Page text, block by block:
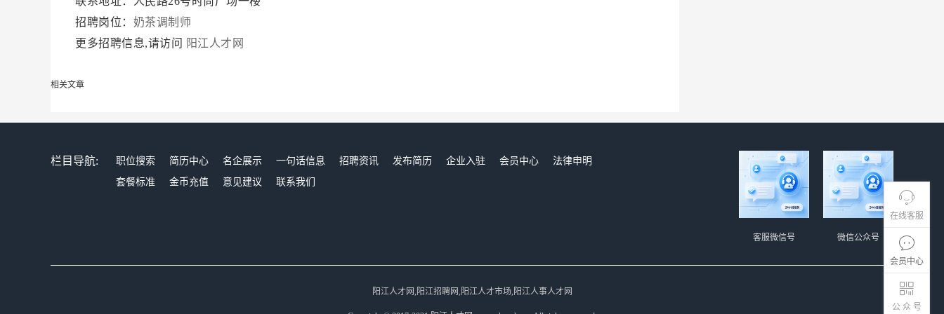
在线客服
会员中心
公 众 号
招聘岗位： 奶茶调制师
更多招聘信息,请访问
阳江人才网
相关文章
栏目导航: 职位搜索 简历中心 名企展示 一句话信息 招聘资讯 发布简历 企业入驻 会员中心
法律申明
套餐标准
金币充值 意见建议 联系我们
微信公众号
客服微信号
阳江人才网,阳江招聘网,阳江人才市场,阳江人事人才网